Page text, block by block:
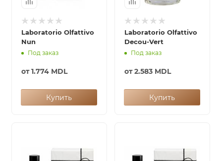
Laboratorio Olfattivo
Nun
Под заказ
от1.774 MDL
Купить
Laboratorio Olfattivo
Decou-Vert
Под заказ
от2.583 MDL
Купить